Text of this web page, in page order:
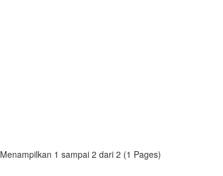
Menampilkan 1 sampai 2 dari 2 (1 Pages)